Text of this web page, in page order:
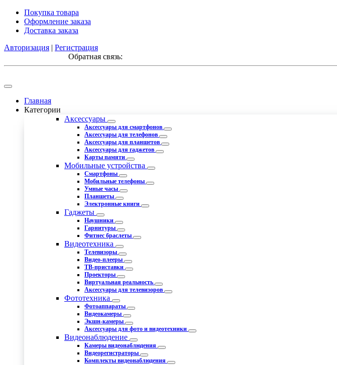
Покупка товара
Оформление заказа
Доставка заказа
Авторизация | Регистрация
Обратная связь:
Главная
Категории
Аксессуары
Аксессуары для смартфонов
Аксессуары для телефонов
Аксессуары для планшетов
Аксессуары для гаджетов
Карты памяти
Мобильные устройства
Смартфоны
Мобильные телефоны
Умные часы
Планшеты
Электронные книги
Гаджеты
Наушники
Гарнитуры
Фитнес браслеты
Видеотехника
Телевизоры
Видео-плееры
ТВ-приставки
Проекторы
Виртуальная реальность
Аксессуары для телевизоров
Фототехника
Фотоаппараты
Видеокамеры
Экшн-камеры
Аксессуары для фото и видеотехники
Видеонаблюдение
Камеры видеонаблюдения
Видеорегистраторы
Комплекты видеонаблюдения